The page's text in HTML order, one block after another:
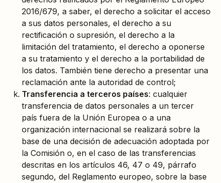
2016/679, a saber, el derecho a solicitar el acceso
a sus datos personales, el derecho a su
rectificación o supresión, el derecho a la
limitación del tratamiento, el derecho a oponerse
a su tratamiento y el derecho a la portabilidad de
los datos. También tiene derecho a presentar una
reclamación ante la autoridad de control;
Transferencia a terceros países: cualquier
transferencia de datos personales a un tercer
país fuera de la Unión Europea o a una
organización internacional se realizará sobre la
base de una decisión de adecuación adoptada por
la Comisión o, en el caso de las transferencias
descritas en los artículos 46, 47 o 49, párrafo
segundo, del Reglamento europeo, sobre la base